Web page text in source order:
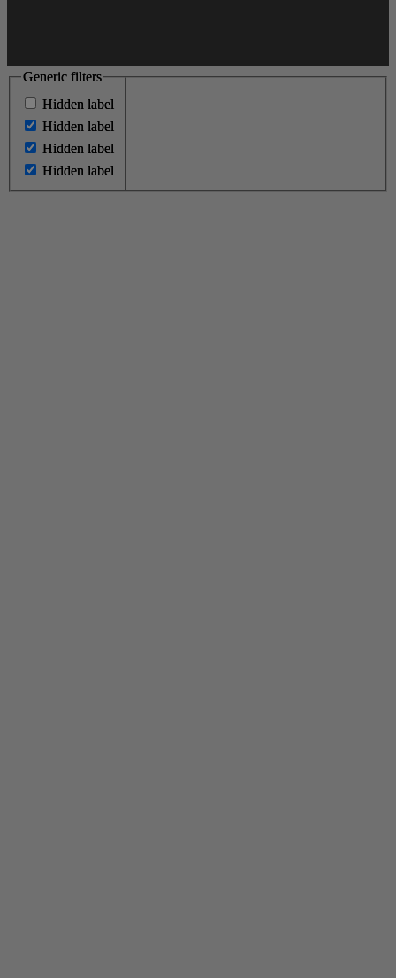
Generic filters
Hidden label
Hidden label
Hidden label
Hidden label
Generic filters
Hidden label
Hidden label
Hidden label
Hidden label